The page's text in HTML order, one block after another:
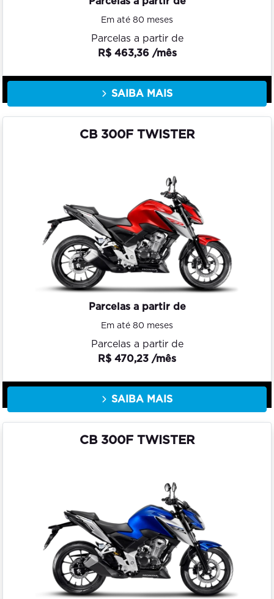
Em até 80 meses
Parcelas a partir de
R$ 463,36 /mês
SAIBA MAIS
CB 300F TWISTER
Parcelas a partir de
Em até 80 meses
Parcelas a partir de
R$ 470,23 /mês
SAIBA MAIS
CB 300F TWISTER